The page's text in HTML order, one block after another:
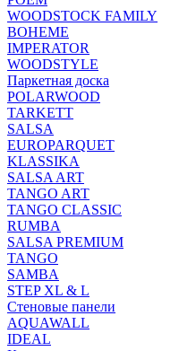
WOODSTOCK FAMILY
BOHEME
IMPERATOR
WOODSTYLE
Паркетная доска
POLARWOOD
TARKETT
SALSA
EUROPARQUET
KLASSIKA
SALSA ART
TANGO ART
TANGO CLASSIC
RUMBA
SALSA PREMIUM
TANGO
SAMBA
STEP XL & L
Стеновые панели
AQUAWALL
IDEAL